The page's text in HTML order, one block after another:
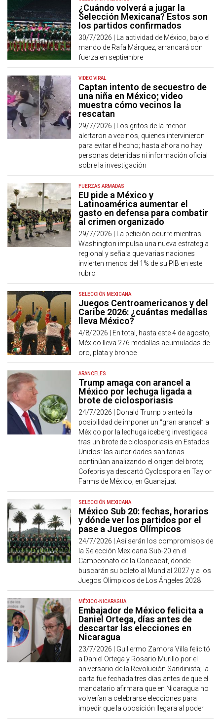
¿Cuándo volverá a jugar la
Selección Mexicana? Estos son
los partidos confirmados
30/7/2026 | La actividad de México, bajo el
mando de Rafa Márquez, arrancará con
fuerza en septiembre
VIDEO VIRAL
Captan intento de secuestro de
una niña en México; video
muestra cómo vecinos la
rescatan
29/7/2026 | Los gritos de la menor
alertaron a vecinos, quienes intervinieron
para evitar el hecho; hasta ahora no hay
personas detenidas ni información oficial
sobre la investigación
FUERZAS ARMADAS
EU pide a México y
Latinoamérica aumentar el
gasto en defensa para combatir
al crimen organizado
29/7/2026 | La petición ocurre mientras
Washington impulsa una nueva estrategia
regional y señala que varias naciones
invierten menos del 1% de su PIB en este
rubro
SELECCIÓN MEXICANA
Juegos Centroamericanos y del
Caribe 2026: ¿cuántas medallas
lleva México?
4/8/2026 | En total, hasta este 4 de agosto,
México lleva 276 medallas acumuladas de
oro, plata y bronce
ARANCELES
Trump amaga con arancel a
México por lechuga ligada a
brote de ciclosporiasis
24/7/2026 | Donald Trump planteó la
posibilidad de imponer un “gran arancel” a
México por la lechuga iceberg investigada
tras un brote de ciclosporiasis en Estados
Unidos: las autoridades sanitarias
continúan analizando el origen del brote;
Cofepris ya descartó Cyclospora en Taylor
Farms de México, en Guanajuat
SELECCIÓN MEXICANA
México Sub 20: fechas, horarios
y dónde ver los partidos por el
pase a Juegos Olímpicos
24/7/2026 |Así serán los compromisos de
la Selección Mexicana Sub-20 en el
Campeonato de la Concacaf, donde
buscarán su boleto al Mundial 2027 y a los
Juegos Olímpicos de Los Ángeles 2028
MÉXICO-NICARAGUA
Embajador de México felicita a
Daniel Ortega, días antes de
descartar las elecciones en
Nicaragua
23/7/2026 | Guillermo Zamora Villa felicitó
a Daniel Ortega y Rosario Murillo por el
aniversario de la Revolución Sandinista; la
carta fue fechada tres días antes de que el
mandatario afirmara que en Nicaragua no
volverían a celebrarse elecciones para
impedir que la oposición llegara al poder